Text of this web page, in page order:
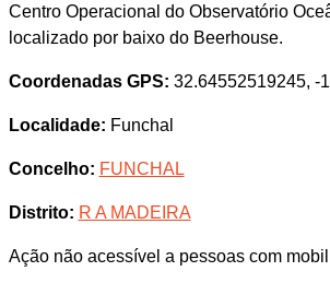
Centro Operacional do Observatório
localizado por baixo do Beerhouse.
Coordenadas GPS: 32.64552519245, -
Localidade: Funchal
Concelho: FUNCHAL
Distrito: R A MADEIRA
Ação não acessível a pessoas com